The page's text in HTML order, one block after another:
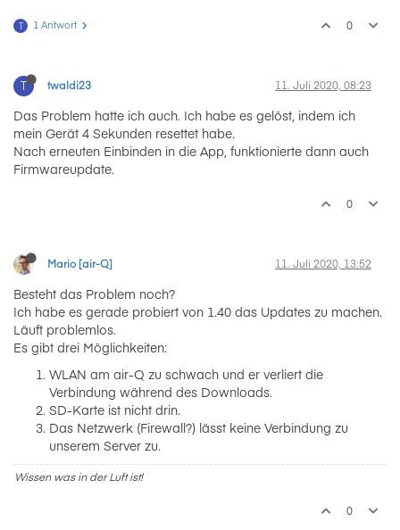
T 1 Antwort 0
T twaldi23 11. Juli 2020, 08:23
Das Problem hatte ich auch. Ich habe es gelöst, indem ich
mein Gerät 4 Sekunden resettet habe.
Nach erneuten Einbinden in die App, funktionierte dann auch
Firmwareupdate.
0
Mario [air-Q] 11. Juli 2020, 13:52
Besteht das Problem noch?
Ich habe es gerade probiert von 1.40 das Updates zu machen.
Läuft problemlos.
Es gibt drei Möglichkeiten:
WLAN am air-Q zu schwach und er verliert die
Verbindung während des Downloads.
SD-Karte ist nicht drin.
Das Netzwerk (Firewall?) lässt keine Verbindung zu
unserem Server zu.
Wissen was in der Luft ist!
0